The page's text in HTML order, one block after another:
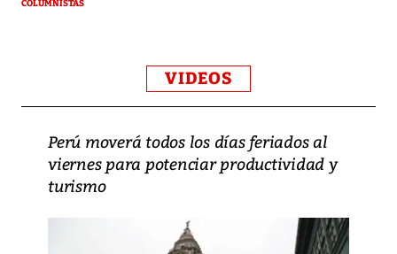
COLUMNISTAS
VIDEOS
Perú moverá todos los días feriados al
viernes para potenciar productividad y
turismo